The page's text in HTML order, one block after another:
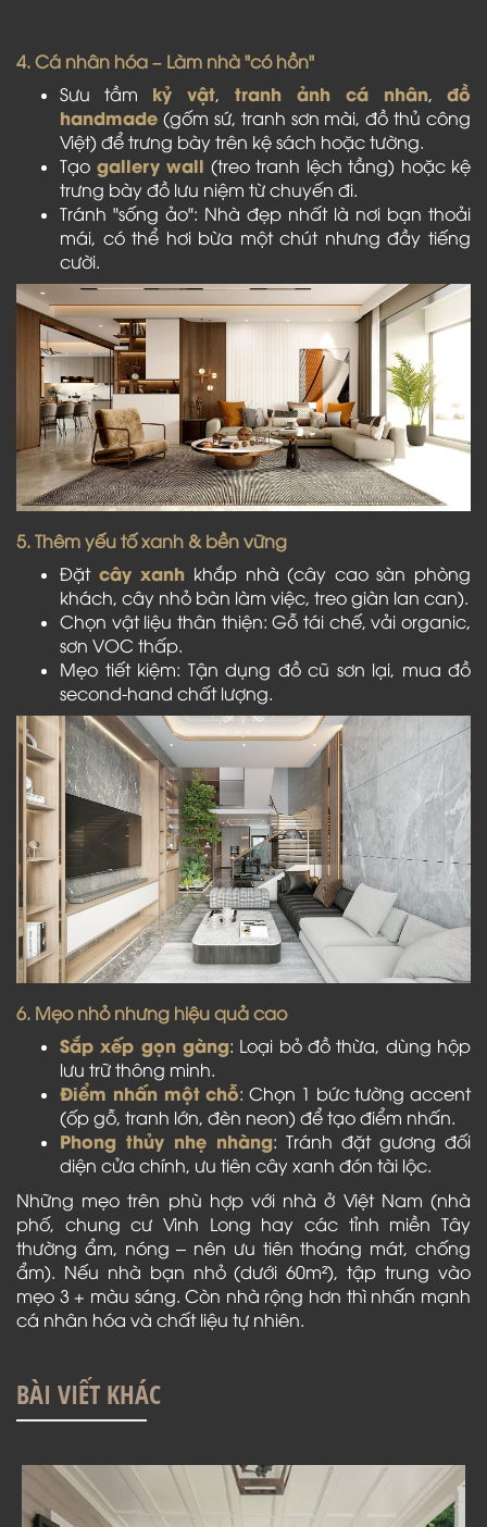
4. Cá nhân hóa – Làm nhà "có hồn"
Sưu tầm kỷ vật, tranh ảnh cá nhân, đồ
handmade (gốm sứ, tranh sơn mài, đồ thủ công
Việt) để trưng bày trên kệ sách hoặc tường.
Tạo gallery wall (treo tranh lệch tầng) hoặc kệ
trưng bày đồ lưu niệm từ chuyến đi.
Tránh "sống ảo": Nhà đẹp nhất là nơi bạn thoải
mái, có thể hơi bừa một chút nhưng đầy tiếng
cười.
5. Thêm yếu tố xanh & bền vững
Đặt cây xanh khắp nhà (cây cao sàn phòng
khách, cây nhỏ bàn làm việc, treo giàn lan can).
Chọn vật liệu thân thiện: Gỗ tái chế, vải organic,
sơn VOC thấp.
Mẹo tiết kiệm: Tận dụng đồ cũ sơn lại, mua đồ
second-hand chất lượng.
6. Mẹo nhỏ nhưng hiệu quả cao
Sắp xếp gọn gàng: Loại bỏ đồ thừa, dùng hộp
lưu trữ thông minh.
Điểm nhấn một chỗ: Chọn 1 bức tường accent
(ốp gỗ, tranh lớn, đèn neon) để tạo điểm nhấn.
Phong thủy nhẹ nhàng: Tránh đặt gương đối
diện cửa chính, ưu tiên cây xanh đón tài lộc.
Những mẹo trên phù hợp với nhà ở Việt Nam (nhà
phố, chung cư Vinh Long hay các tỉnh miền Tây
thường ẩm, nóng – nên ưu tiên thoáng mát, chống
ẩm). Nếu nhà bạn nhỏ (dưới 60m²), tập trung vào
mẹo 3 + màu sáng. Còn nhà rộng hơn thì nhấn mạnh
cá nhân hóa và chất liệu tự nhiên.
BÀI VIẾT KHÁC